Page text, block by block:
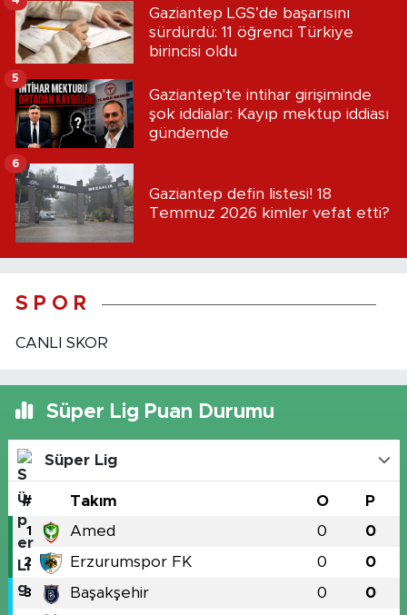
Gaziantep LGS’de başarısını
sürdürdü: 11 öğrenci Türkiye
birincisi oldu
Gaziantep'te intihar girişiminde
şok iddialar: Kayıp mektup iddiası
gündemde
5
Gaziantep defin listesi! 18
Temmuz 2026 kimler vefat etti?
6
S P O R
CANLI SKOR
Süper Lig Puan Durumu
Süper Lig
# Takım O P
1 Amed 0 0
2 Erzurumspor FK 0 0
3 Başakşehir 0 0